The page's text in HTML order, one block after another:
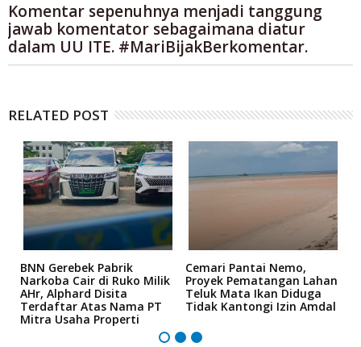
Komentar sepenuhnya menjadi tanggung
jawab komentator sebagaimana diatur
dalam UU ITE. #MariBijakBerkomentar.
RELATED POST
BNN Gerebek Pabrik
Narkoba Cair di Ruko Milik
AHr, Alphard Disita
Terdaftar Atas Nama PT
Mitra Usaha Properti
Cemari Pantai Nemo,
Proyek Pematangan Lahan
Teluk Mata Ikan Diduga
Tidak Kantongi Izin Amdal